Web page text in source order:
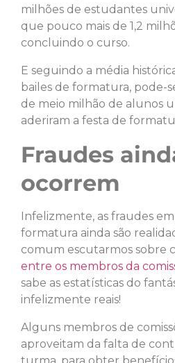
milhões de estudantes
que pouco mais de 1,2
concluindo o curso.
E seguindo a média
bailes de formatura, pode-
de meio milhão de alunos
aderiram a festa de
Fraudes
ocorrem
Infelizmente, as fraudes
formatura ainda são
comum escutarmos sobre
entre os membros da
sabe as estatísticas do
infelizmente reais!
Alguns membros de
aproveitam da falta de